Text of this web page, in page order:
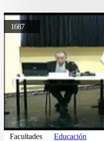
1687
Facultades Educación